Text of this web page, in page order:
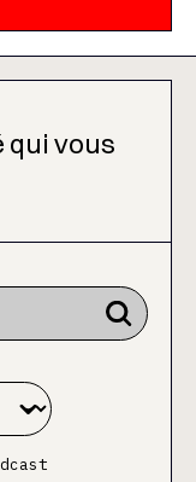
qui vous